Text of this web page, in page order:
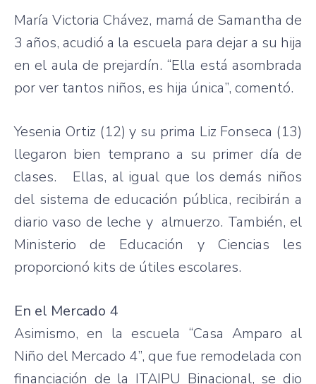
María Victoria Chávez, mamá de Samantha de
3 años, acudió a la escuela para dejar a su hija
en el aula de prejardín. “Ella está asombrada
por ver tantos niños, es hija única”, comentó.
Yesenia Ortiz (12) y su prima Liz Fonseca (13)
llegaron bien temprano a su primer día de
clases. Ellas, al igual que los demás niños
del sistema de educación pública, recibirán a
diario vaso de leche y almuerzo. También, el
Ministerio de Educación y Ciencias les
proporcionó kits de útiles escolares.
En el Mercado 4
Asimismo, en la escuela “Casa Amparo al
Niño del Mercado 4”, que fue remodelada con
financiación de la ITAIPU Binacional, se dio